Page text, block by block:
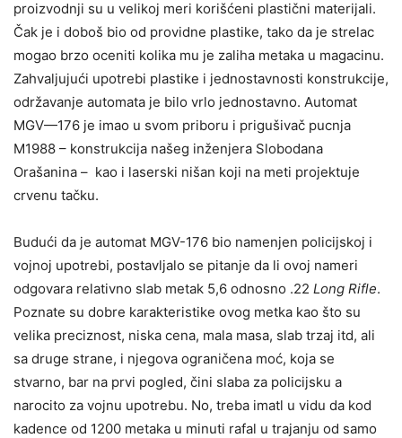
proizvodnji su u velikoj meri korišćeni plastični materijali.
Čak je i doboš bio od providne plastike, tako da je strelac
mogao brzo oceniti kolika mu je zaliha metaka u magacinu.
Zahvaljujući upotrebi plastike i jednostavnosti konstrukcije,
održavanje automata je bilo vrlo jednostavno. Automat
MGV—176 je imao u svom priboru i prigušivač pucnja
M1988 – konstrukcija našeg inženjera Slobodana
Orašanina – kao i laserski nišan koji na meti projektuje
crvenu tačku.
Budući da je automat MGV-176 bio namenjen policijskoj i
vojnoj upotrebi, postavljalo se pitanje da li ovoj nameri
odgovara relativno slab metak 5,6 odnosno .22 Long Rifle.
Poznate su dobre karakteristike ovog metka kao što su
velika preciznost, niska cena, mala masa, slab trzaj itd, ali
sa druge strane, i njegova ograničena moć, koja se
stvarno, bar na prvi pogled, čini slaba za policijsku a
narocito za vojnu upotrebu. No, treba imatl u vidu da kod
kadence od 1200 metaka u minuti rafal u trajanju od samo